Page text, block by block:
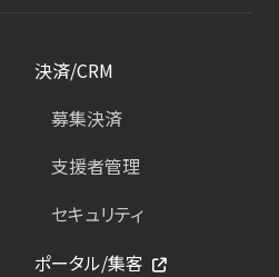
決済/CRM
募集決済
支援者管理
セキュリティ
ポータル/集客